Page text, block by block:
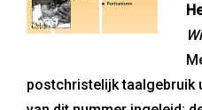
postchristelijk taalgebruik